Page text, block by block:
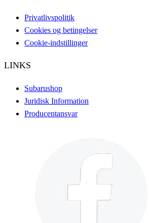
Privatlivspolitik
Cookies og betingelser
Cookie-indstillinger
LINKS
Subarushop
Juridisk Information
Producentansvar